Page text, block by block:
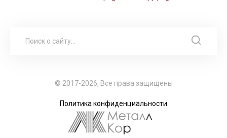
© 2017-2026, Все права защищены
Политика конфиденциальности